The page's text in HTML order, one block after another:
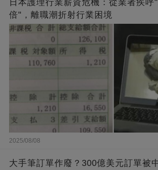
日本護理行業薪資危機：從業者疾呼
倍"，離職潮折射行業困境
2025/08/08
大手筆訂單作廢？300億美元訂單被